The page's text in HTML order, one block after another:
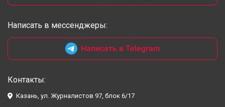
Написать в мессенджеры:
Написать в Telegram
Контакты:
Казань, ул. Журналистов 97, блок 6/17